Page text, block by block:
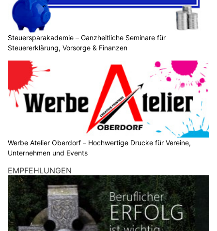
ist, welche Arten von Videos es gibt und wie Sie eine
erfolgreiche Strategie entwickeln.
Weiterlesen
KMU Finanz AG hilft Ihrem Unternehmen – Finanzierung, Buchhaltung, Beratung
Euro Computer, Aarau: Moderne Techniklösungen und Reparaturservice
Emotionale Kundenansprache: Storytelling im
23.09.22 VON BELMEDIA REDAKTION
Contentmarketing spielt in der Kundenkommunikation für
Unternehmen eine wichtige Rolle. Ein wesentlicher
Bestandteil der Strategie ist das Storytelling, um die
Aufmerksamkeit zu binden.
Das Interesse des Kunden wird durch eine Geschichte
geweckt, unter Umständen wird er auch direkt zum Mitmachen
aufgefordert.